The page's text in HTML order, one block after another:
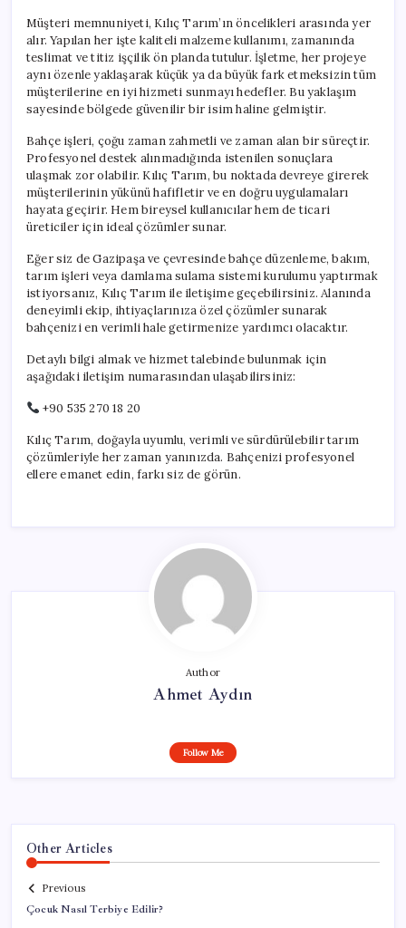
Müşteri memnuniyeti, Kılıç Tarım’ın öncelikleri arasında yer
alır. Yapılan her işte kaliteli malzeme kullanımı, zamanında
teslimat ve titiz işçilik ön planda tutulur. İşletme, her projeye
aynı özenle yaklaşarak küçük ya da büyük fark etmeksizin tüm
müşterilerine en iyi hizmeti sunmayı hedefler. Bu yaklaşım
sayesinde bölgede güvenilir bir isim haline gelmiştir.
Bahçe işleri, çoğu zaman zahmetli ve zaman alan bir süreçtir.
Profesyonel destek alınmadığında istenilen sonuçlara
ulaşmak zor olabilir. Kılıç Tarım, bu noktada devreye girerek
müşterilerinin yükünü hafifletir ve en doğru uygulamaları
hayata geçirir. Hem bireysel kullanıcılar hem de ticari
üreticiler için ideal çözümler sunar.
Eğer siz de Gazipaşa ve çevresinde bahçe düzenleme, bakım,
tarım işleri veya damlama sulama sistemi kurulumu yaptırmak
istiyorsanız, Kılıç Tarım ile iletişime geçebilirsiniz. Alanında
deneyimli ekip, ihtiyaçlarınıza özel çözümler sunarak
bahçenizi en verimli hale getirmenize yardımcı olacaktır.
Detaylı bilgi almak ve hizmet talebinde bulunmak için
aşağıdaki iletişim numarasından ulaşabilirsiniz:
+90 535 270 18 20
Kılıç Tarım, doğayla uyumlu, verimli ve sürdürülebilir tarım
çözümleriyle her zaman yanınızda. Bahçenizi profesyonel
ellere emanet edin, farkı siz de görün.
Author
Ahmet Aydın
Follow Me
Other Articles
Previous
Çocuk Nasıl Terbiye Edilir?